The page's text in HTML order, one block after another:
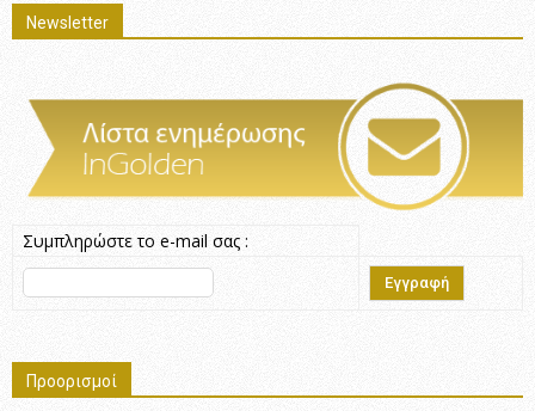
Newsletter
Συμπληρώστε το e-mail σας :
Προορισμοί